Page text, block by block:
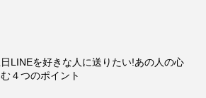
LINEを好きな人に送りたい!あの人の心
４つのポイント